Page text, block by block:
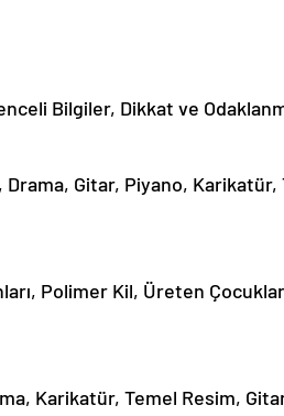
Bilgiler, Dikkat ve
Gitar, Piyano, Karikatür,
Polimer Kil, Üreten
Karikatür, Temel Resim,